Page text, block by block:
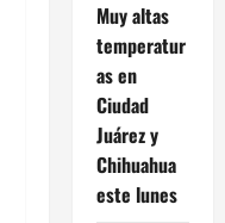
Muy altas
temperatur
as en
Ciudad
Juárez y
Chihuahua
este lunes